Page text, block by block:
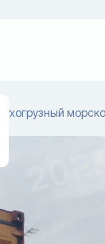
Сухогрузный